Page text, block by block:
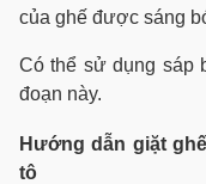
của ghế được sáng
Có thể sử dụng sáp
đoạn này.
Hướng dẫn giặt
tô